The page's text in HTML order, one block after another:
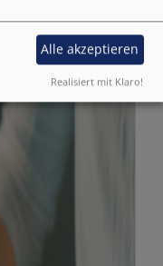
Alle akzeptieren
Realisiert mit Klaro!